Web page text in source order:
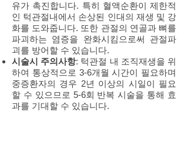
유가 촉진합니다. 특히 혈액순환이 제한적
인 턱관절내에서 손상된 인대의 재생 및 강
화를 도와줍니다. 또한 관절의 연골과 뼈를
파괴하는 염증을 완화시킴으로써 관절파
괴를 방어할 수 있습니다.
시술시 주의사항: 턱관절 내 조직재생을 위
하여 통상적으로 3-6개월 시간이 필요하며
중증환자의 경우 2년 이상의 시일이 필요
할 수 있으므로 5-6회 반복 시술을 통해 효
과를 기대할 수 있습니다.